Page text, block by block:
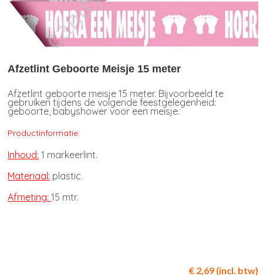
Afzetlint Geboorte Meisje 15 meter
Afzetlint geboorte meisje 15 meter. Bijvoorbeeld te
gebruiken tijdens de volgende feestgelegenheid:
geboorte, babyshower voor een meisje.
Productinformatie:
Inhoud: 1 markeerlint.
Materiaal: plastic.
Afmeting:15 mtr.
€ 2,69 (incl. btw)